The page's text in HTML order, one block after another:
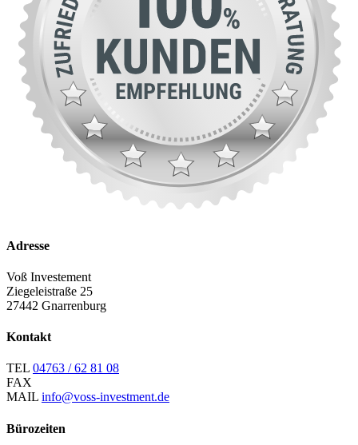
Adresse
Voß Investement
Ziegeleistraße 25
27442 Gnarrenburg
Kontakt
TEL 04763 / 62 81 08
FAX
MAIL info@voss-investment.de
Bürozeiten